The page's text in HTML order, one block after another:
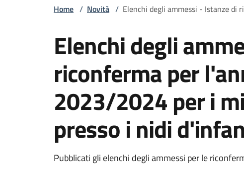
Home / Novità / Elenchi degli ammessi - Istanze
Elenchi degli
riconferma per
2023/2024 per i
presso i nidi
Dettagli della notizia
Pubblicati gli elenchi degli ammessi per le